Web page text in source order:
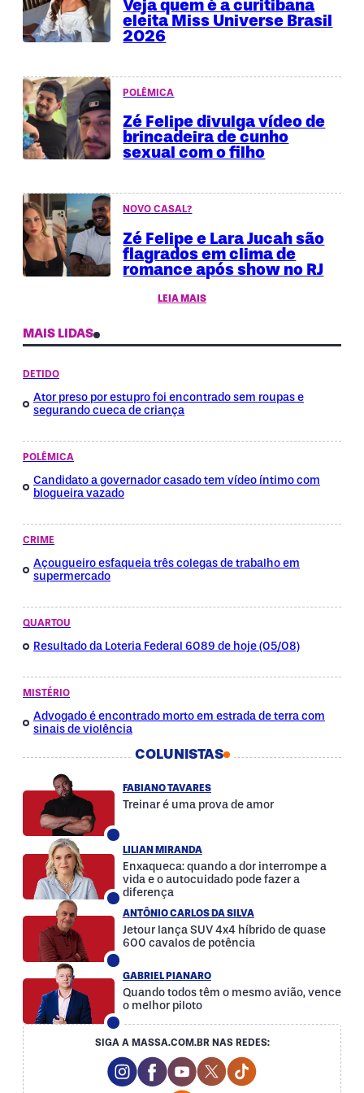
Veja quem é a curitibana
eleita Miss Universe Brasil
2026
POLÊMICA
Zé Felipe divulga vídeo de
brincadeira de cunho
sexual com o filho
NOVO CASAL?
Zé Felipe e Lara Jucah são
flagrados em clima de
romance após show no RJ
LEIA MAIS
MAIS LIDAS
DETIDO
Ator preso por estupro foi encontrado sem roupas e
segurando cueca de criança
POLÊMICA
Candidato a governador casado tem vídeo íntimo com
blogueira vazado
CRIME
Açougueiro esfaqueia três colegas de trabalho em
supermercado
QUARTOU
Resultado da Loteria Federal 6089 de hoje (05/08)
MISTÉRIO
Advogado é encontrado morto em estrada de terra com
sinais de violência
COLUNISTAS
FABIANO TAVARES
Treinar é uma prova de amor
LILIAN MIRANDA
Enxaqueca: quando a dor interrompe a
vida e o autocuidado pode fazer a
diferença
ANTÔNIO CARLOS DA SILVA
Jetour lança SUV 4x4 híbrido de quase
600 cavalos de potência
GABRIEL PIANARO
Quando todos têm o mesmo avião, vence
o melhor piloto
SIGA A MASSA.COM.BR NAS REDES:
Instagram Social Media
Facebook Social Media
Youtube Social Media
Twitter Social Media
Tiktok Social